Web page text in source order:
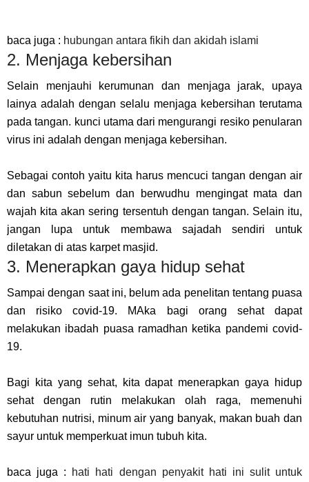
baca juga : hubungan antara fikih dan akidah islami
2. Menjaga kebersihan
Selain menjauhi kerumunan dan menjaga jarak, upaya
lainya adalah dengan selalu menjaga kebersihan terutama
pada tangan. kunci utama dari mengurangi resiko penularan
virus ini adalah dengan menjaga kebersihan.
Sebagai contoh yaitu kita harus mencuci tangan dengan air
dan sabun sebelum dan berwudhu mengingat mata dan
wajah kita akan sering tersentuh dengan tangan. Selain itu,
jangan lupa untuk membawa sajadah sendiri untuk
diletakan di atas karpet masjid.
3. Menerapkan gaya hidup sehat
Sampai dengan saat ini, belum ada penelitan tentang puasa
dan risiko covid-19. MAka bagi orang sehat dapat
melakukan ibadah puasa ramadhan ketika pandemi covid-
19.
Bagi kita yang sehat, kita dapat menerapkan gaya hidup
sehat dengan rutin melakukan olah raga, memenuhi
kebutuhan nutrisi, minum air yang banyak, makan buah dan
sayur untuk memperkuat imun tubuh kita.
baca juga : hati hati dengan penyakit hati ini sulit untuk